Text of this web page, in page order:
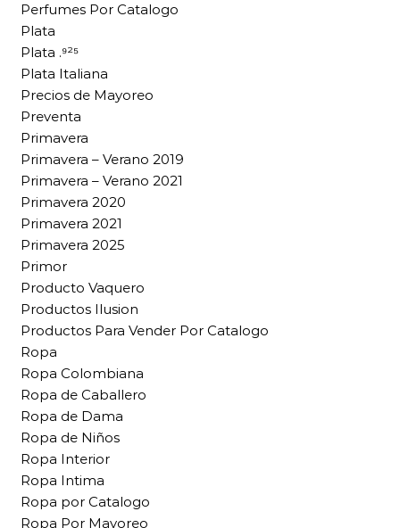
Perfumes Por Catalogo
Plata
Plata .⁹²⁵
Plata Italiana
Precios de Mayoreo
Preventa
Primavera
Primavera – Verano 2019
Primavera – Verano 2021
Primavera 2020
Primavera 2021
Primavera 2025
Primor
Producto Vaquero
Productos Ilusion
Productos Para Vender Por Catalogo
Ropa
Ropa Colombiana
Ropa de Caballero
Ropa de Dama
Ropa de Niños
Ropa Interior
Ropa Intima
Ropa por Catalogo
Ropa Por Mayoreo